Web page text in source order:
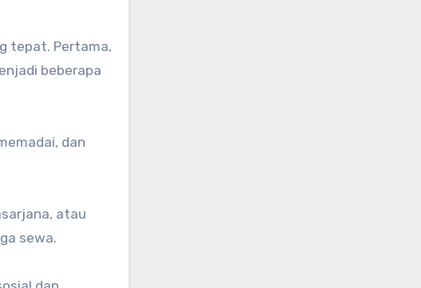
tepat. Pertama,
beberapa
dan
atau
sewa.